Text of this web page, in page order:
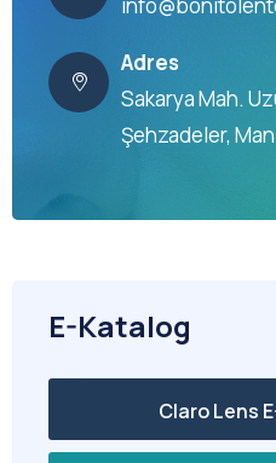
Adres
Sakarya Mah.
Şehzadeler,
E-Katalog
Claro Lens